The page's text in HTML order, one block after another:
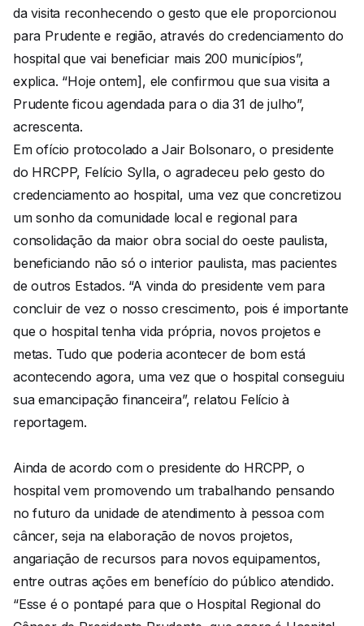
da visita reconhecendo o gesto que ele proporcionou
para Prudente e região, através do credenciamento do
hospital que vai beneficiar mais 200 municípios”,
explica. “Hoje ontem], ele confirmou que sua visita a
Prudente ficou agendada para o dia 31 de julho”,
acrescenta.
Em ofício protocolado a Jair Bolsonaro, o presidente
do HRCPP, Felício Sylla, o agradeceu pelo gesto do
credenciamento ao hospital, uma vez que concretizou
um sonho da comunidade local e regional para
consolidação da maior obra social do oeste paulista,
beneficiando não só o interior paulista, mas pacientes
de outros Estados. “A vinda do presidente vem para
concluir de vez o nosso crescimento, pois é importante
que o hospital tenha vida própria, novos projetos e
metas. Tudo que poderia acontecer de bom está
acontecendo agora, uma vez que o hospital conseguiu
sua emancipação financeira”, relatou Felício à
reportagem.
Ainda de acordo com o presidente do HRCPP, o
hospital vem promovendo um trabalhando pensando
no futuro da unidade de atendimento à pessoa com
câncer, seja na elaboração de novos projetos,
angariação de recursos para novos equipamentos,
entre outras ações em benefício do público atendido.
“Esse é o pontapé para que o Hospital Regional do